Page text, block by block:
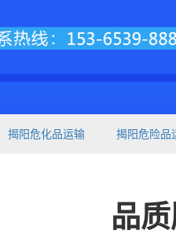
揭阳危化品运输 揭阳危险品
品